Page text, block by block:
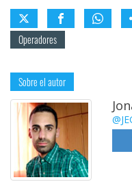
Operadores
Sobre el autor